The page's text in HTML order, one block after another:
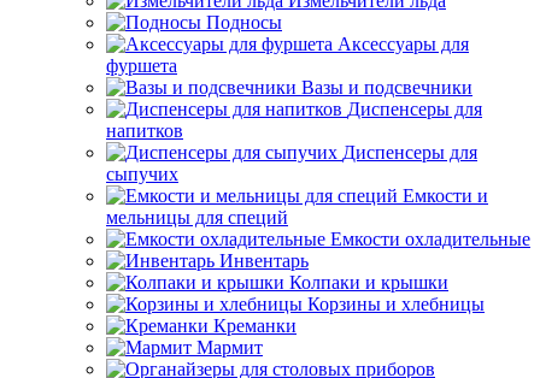
Подносы
Аксессуары для
фуршета
Вазы и подсвечники
Диспенсеры для
напитков
Диспенсеры для
сыпучих
Емкости и
мельницы для специй
Емкости охладительные
Инвентарь
Колпаки и крышки
Корзины и хлебницы
Креманки
Мармит